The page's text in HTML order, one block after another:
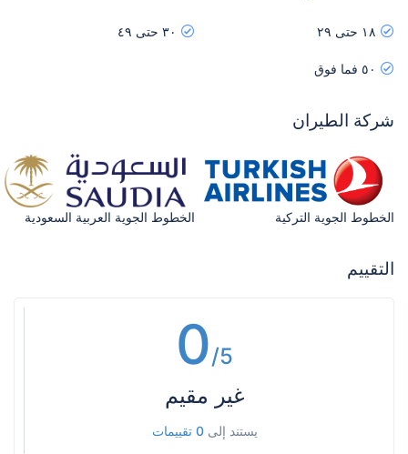
شركة الطيران
الخطوط الجوية التركية الخطوط الجوية العربية السعودية
التقييم
0/5
غير مقيم
يستند إلى0 تقييمات